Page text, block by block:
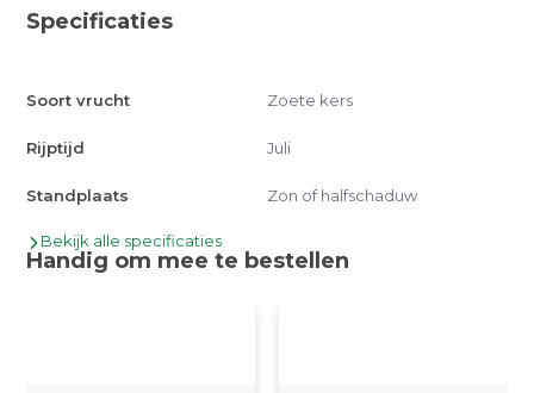
Specificaties
Soort vrucht Zoete kers
Rijptijd Juli
Standplaats Zon of halfschaduw
Bekijk alle specificaties
Handig om mee te bestellen